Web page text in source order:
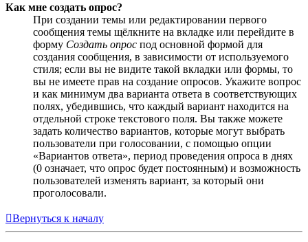
Как мне создать опрос?
При создании темы или редактировании первого
сообщения темы щёлкните на вкладке или перейдите в
форму Создать опрос под основной формой для
создания сообщения, в зависимости от используемого
стиля; если вы не видите такой вкладки или формы, то
вы не имеете прав на создание опросов. Укажите вопрос
и как минимум два варианта ответа в соответствующих
полях, убедившись, что каждый вариант находится на
отдельной строке текстового поля. Вы также можете
задать количество вариантов, которые могут выбрать
пользователи при голосовании, с помощью опции
«Вариантов ответа», период проведения опроса в днях
(0 означает, что опрос будет постоянным) и возможность
пользователей изменять вариант, за который они
проголосовали.
Вернуться к началу